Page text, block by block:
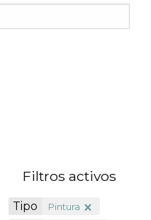
Filtros activos
Tipo Pintura